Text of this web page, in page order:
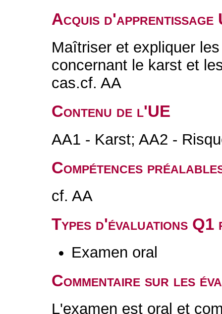
Acquis d'apprentissage
Maîtriser et expliquer
concernant le karst et
cas.cf. AA
Contenu de l'UE
AA1 - Karst; AA2 -
Compétences
cf. AA
Types d'évaluations
Examen oral
Commentaire sur les
L'examen est oral et